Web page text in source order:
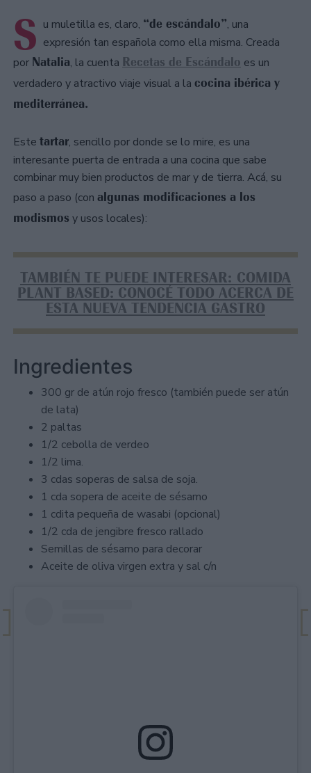
S u muletilla es, claro, “de escándalo”, una
expresión tan española como ella misma. Creada
por Natalia, la cuenta Recetas de Escándalo es un
verdadero y atractivo viaje visual a la cocina ibérica y
mediterránea.
Este tartar, sencillo por donde se lo mire, es una
interesante puerta de entrada a una cocina que sabe
combinar muy bien productos de mar y de tierra. Acá, su
paso a paso (con algunas modificaciones a los
modismos y usos locales):
TAMBIÉN TE PUEDE INTERESAR: COMIDA
PLANT BASED: CONOCÉ TODO ACERCA DE
ESTA NUEVA TENDENCIA GASTRO
Ingredientes
300 gr de atún rojo fresco (también puede ser atún
de lata)
2 paltas
1/2 cebolla de verdeo
1/2 lima.
3 cdas soperas de salsa de soja.
1 cda sopera de aceite de sésamo
1 cdita pequeña de wasabi (opcional)
1/2 cda de jengibre fresco rallado
Semillas de sésamo para decorar
Aceite de oliva virgen extra y sal c/n